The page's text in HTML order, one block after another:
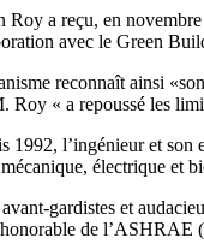
Roy a reçu, en
avec le Green
reconnaît ainsi
Roy « a repoussé les
1992, l’ingénieur et son
électrique et
gardistes et
de